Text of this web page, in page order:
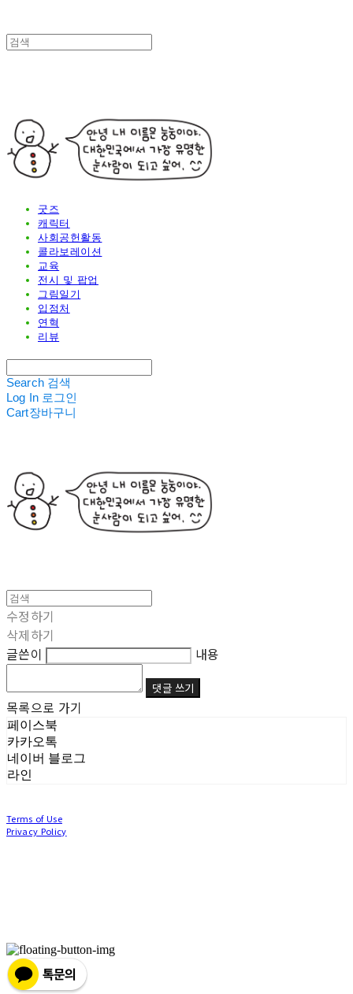
굿즈
캐릭터
사회공헌활동
콜라보레이션
교육
전시 및 팝업
그림일기
입점처
연혁
리뷰
Search 검색
Log In 로그인
Cart장바구니
수정하기
삭제하기
글쓴이
내용
댓글 쓰기
목록으로 가기
페이스북
카카오톡
네이버 블로그
라인
Terms of Use
Privacy Policy